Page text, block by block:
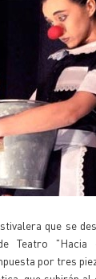
que se
Teatro
por tres